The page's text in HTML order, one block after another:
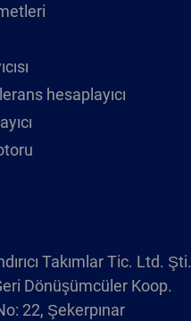
hesaplayıcı
Takımlar Tic. Ltd. Şti.
Dönüşümcüler Koop.
22, Şekerpınar